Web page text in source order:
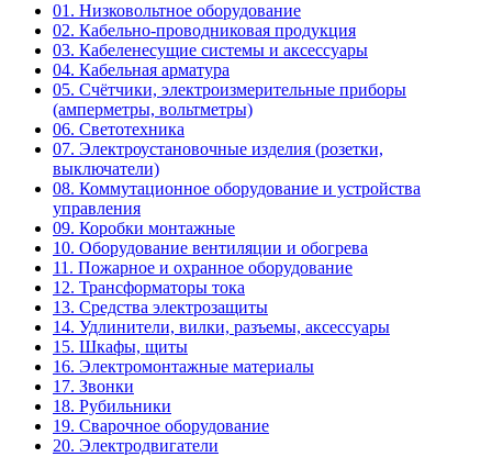
01. Низковольтное оборудование
02. Кабельно-проводниковая продукция
03. Кабеленесущие системы и аксессуары
04. Кабельная арматура
05. Счётчики, электроизмерительные приборы
(амперметры, вольтметры)
06. Светотехника
07. Электроустановочные изделия (розетки,
выключатели)
08. Коммутационное оборудование и устройства
управления
09. Коробки монтажные
10. Оборудование вентиляции и обогрева
11. Пожарное и охранное оборудование
12. Трансформаторы тока
13. Средства электрозащиты
14. Удлинители, вилки, разъемы, аксессуары
15. Шкафы, щиты
16. Электромонтажные материалы
17. Звонки
18. Рубильники
19. Сварочное оборудование
20. Электродвигатели